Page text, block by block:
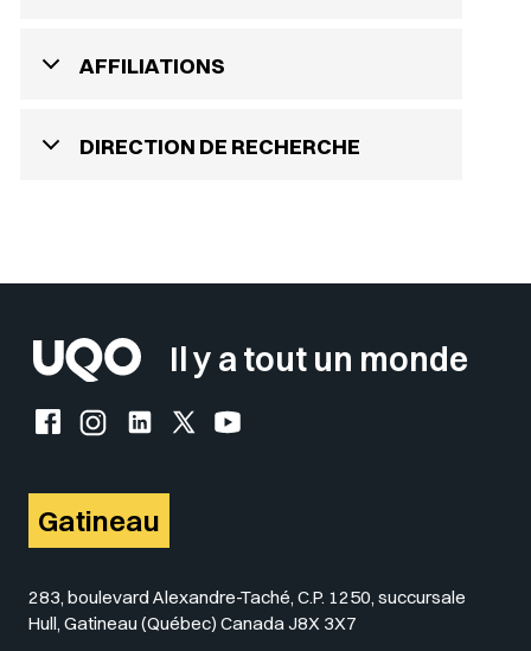
AFFILIATIONS
DIRECTION DE RECHERCHE
Il y a tout un monde
Facebook de l'UQO
Instagram de l'UQO
LinkedIn de l'UQO
X (Twitter) de l'UQO
YouTube de l'UQO
Gatineau
283, boulevard Alexandre-Taché, C.P. 1250, succursale
Hull, Gatineau (Québec) Canada J8X 3X7